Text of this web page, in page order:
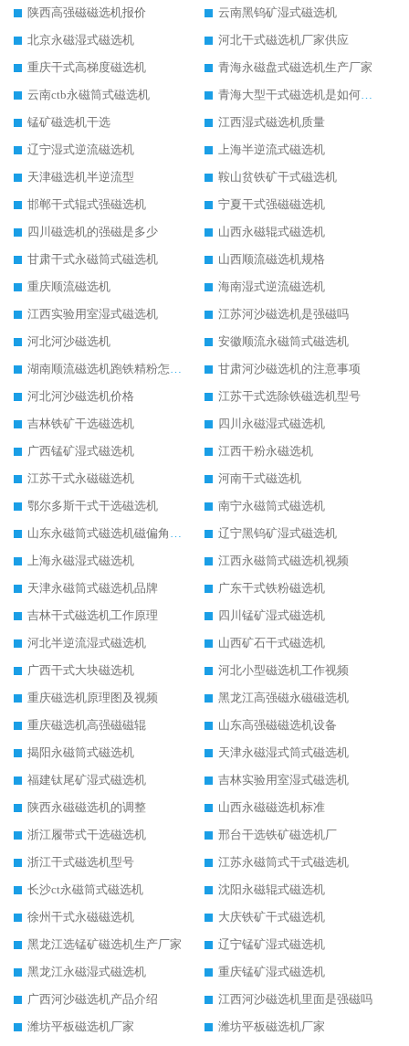
陕西高强磁磁选机报价
云南黑钨矿湿式磁选机
北京永磁湿式磁选机
河北干式磁选机厂家供应
重庆干式高梯度磁选机
青海永磁盘式磁选机生产厂家
云南ctb永磁筒式磁选机
青海大型干式磁选机是如何选矿的
锰矿磁选机干选
江西湿式磁选机质量
辽宁湿式逆流磁选机
上海半逆流式磁选机
天津磁选机半逆流型
鞍山贫铁矿干式磁选机
邯郸干式辊式强磁选机
宁夏干式强磁磁选机
四川磁选机的强磁是多少
山西永磁辊式磁选机
甘肃干式永磁筒式磁选机
山西顺流磁选机规格
重庆顺流磁选机
海南湿式逆流磁选机
江西实验用室湿式磁选机
江苏河沙磁选机是强磁吗
河北河沙磁选机
安徽顺流永磁筒式磁选机
湖南顺流磁选机跑铁精粉怎么处理
甘肃河沙磁选机的注意事项
河北河沙磁选机价格
江苏干式选除铁磁选机型号
吉林铁矿干选磁选机
四川永磁湿式磁选机
广西锰矿湿式磁选机
江西干粉永磁选机
江苏干式永磁磁选机
河南干式磁选机
鄂尔多斯干式干选磁选机
南宁永磁筒式磁选机
山东永磁筒式磁选机磁偏角怎么调整
辽宁黑钨矿湿式磁选机
上海永磁湿式磁选机
江西永磁筒式磁选机视频
天津永磁筒式磁选机品牌
广东干式铁粉磁选机
吉林干式磁选机工作原理
四川锰矿湿式磁选机
河北半逆流湿式磁选机
山西矿石干式磁选机
广西干式大块磁选机
河北小型磁选机工作视频
重庆磁选机原理图及视频
黑龙江高强磁永磁磁选机
重庆磁选机高强磁磁辊
山东高强磁磁选机设备
揭阳永磁筒式磁选机
天津永磁湿式筒式磁选机
福建钛尾矿湿式磁选机
吉林实验用室湿式磁选机
陕西永磁磁选机的调整
山西永磁磁选机标准
浙江履带式干选磁选机
邢台干选铁矿磁选机厂
浙江干式磁选机型号
江苏永磁筒式干式磁选机
长沙ct永磁筒式磁选机
沈阳永磁辊式磁选机
徐州干式永磁磁选机
大庆铁矿干式磁选机
黑龙江选锰矿磁选机生产厂家
辽宁锰矿湿式磁选机
黑龙江永磁湿式磁选机
重庆锰矿湿式磁选机
广西河沙磁选机产品介绍
江西河沙磁选机里面是强磁吗
潍坊平板磁选机厂家
潍坊平板磁选机厂家